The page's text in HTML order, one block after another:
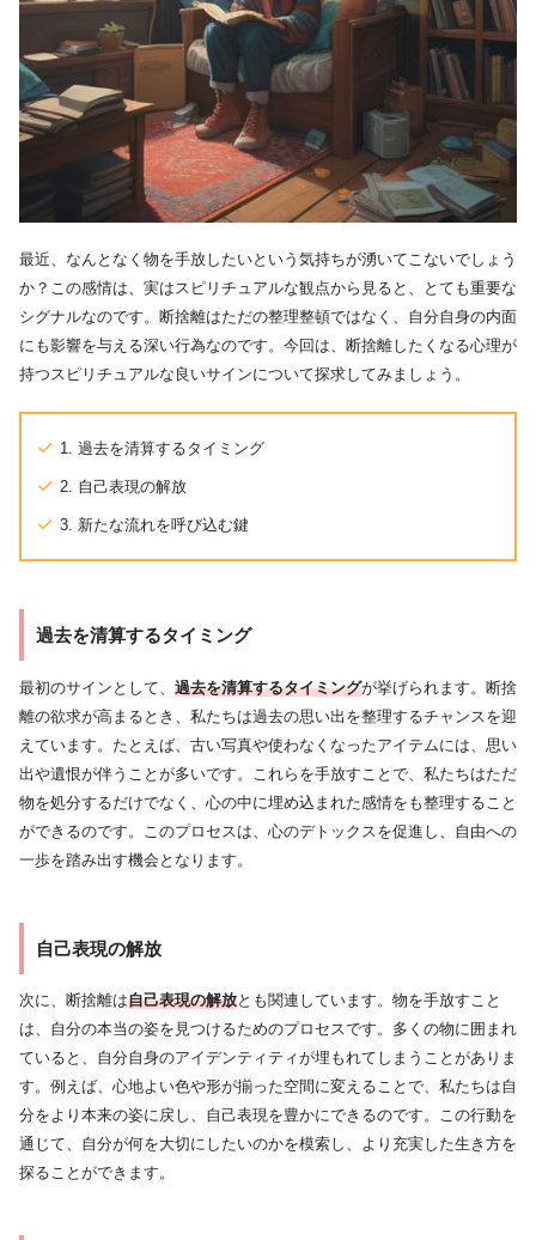
最近、なんとなく物を手放したいという気持ちが湧いてこないでしょう
か？この感情は、実はスピリチュアルな観点から見ると、とても重要な
シグナルなのです。断捨離はただの整理整頓ではなく、自分自身の内面
にも影響を与える深い行為なのです。今回は、断捨離したくなる心理が
持つスピリチュアルな良いサインについて探求してみましょう。
1. 過去を清算するタイミング
2. 自己表現の解放
3. 新たな流れを呼び込む鍵
過去を清算するタイミング
最初のサインとして、 過去を清算するタイミングが挙げられます。断捨
離の欲求が高まるとき、私たちは過去の思い出を整理するチャンスを迎
えています。たとえば、古い写真や使わなくなったアイテムには、思い
出や遺恨が伴うことが多いです。これらを手放すことで、私たちはただ
物を処分するだけでなく、心の中に埋め込まれた感情をも整理すること
ができるのです。このプロセスは、心のデトックスを促進し、自由への
一歩を踏み出す機会となります。
自己表現の解放
次に、断捨離は自己表現の解放とも関連しています。物を手放すこと
は、自分の本当の姿を見つけるためのプロセスです。多くの物に囲まれ
ていると、自分自身のアイデンティティが埋もれてしまうことがありま
す。例えば、心地よい色や形が揃った空間に変えることで、私たちは自
分をより本来の姿に戻し、自己表現を豊かにできるのです。この行動を
通じて、自分が何を大切にしたいのかを模索し、より充実した生き方を
探ることができます。